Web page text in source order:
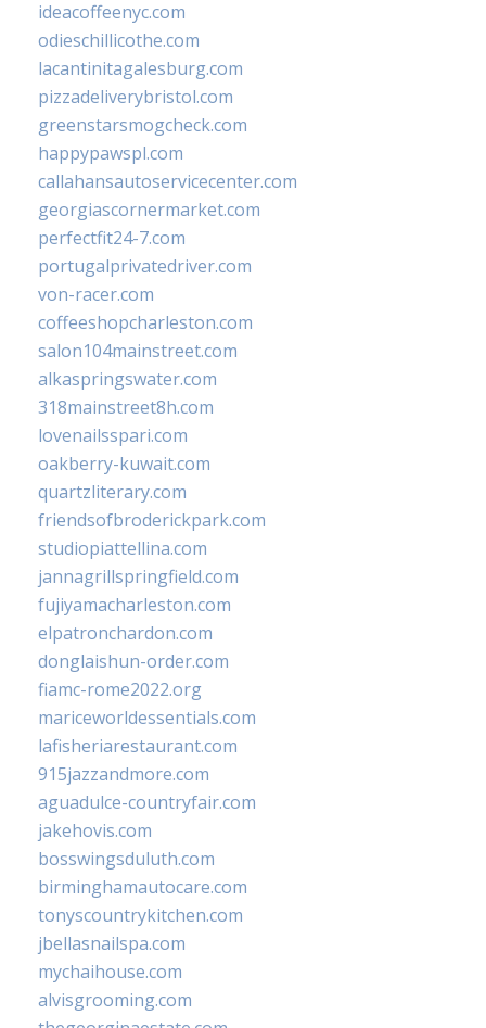
ideacoffeenyc.com
odieschillicothe.com
lacantinitagalesburg.com
pizzadeliverybristol.com
greenstarsmogcheck.com
happypawspl.com
callahansautoservicecenter.com
georgiascornermarket.com
perfectfit24-7.com
portugalprivatedriver.com
von-racer.com
coffeeshopcharleston.com
salon104mainstreet.com
alkaspringswater.com
318mainstreet8h.com
lovenailsspari.com
oakberry-kuwait.com
quartzliterary.com
friendsofbroderickpark.com
studiopiattellina.com
jannagrillspringfield.com
fujiyamacharleston.com
elpatronchardon.com
donglaishun-order.com
fiamc-rome2022.org
mariceworldessentials.com
lafisheriarestaurant.com
915jazzandmore.com
aguadulce-countryfair.com
jakehovis.com
bosswingsduluth.com
birminghamautocare.com
tonyscountrykitchen.com
jbellasnailspa.com
mychaihouse.com
alvisgrooming.com